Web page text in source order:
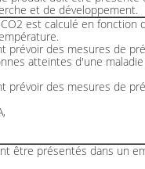
et de développement.
est calculé en fonction
prévoir des mesures de
atteintes d'une
prévoir des mesures de
être présentés dans un